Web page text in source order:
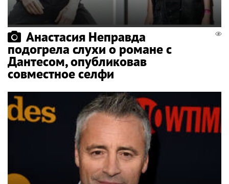
Анастасия Неправда
подогрела слухи о романе с
Дантесом, опубликовав
совместное селфи